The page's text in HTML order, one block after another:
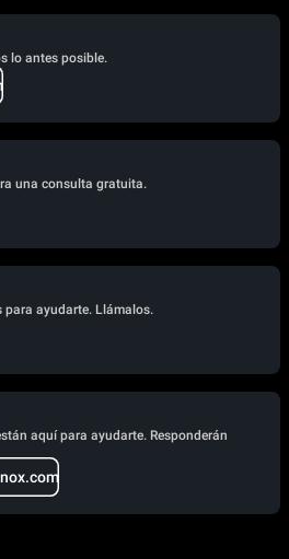
lo antes posible.
una consulta gratuita.
para ayudarte. Llámalos.
aquí para ayudarte. Responderán